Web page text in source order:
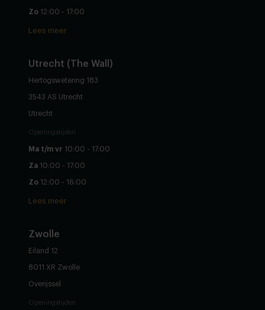
Zo 12:00 - 17:00
Lees meer
Utrecht (The Wall)
Hertogswetering 183
3543 AS Utrecht
Utrecht
Openingstijden
Ma t/m vr 10:00 - 17:00
Za 10:00 - 17:00
Zo 12:00 - 16:00
Lees meer
Zwolle
Eiland 12
8011 XR Zwolle
Overijssel
Openingstijden